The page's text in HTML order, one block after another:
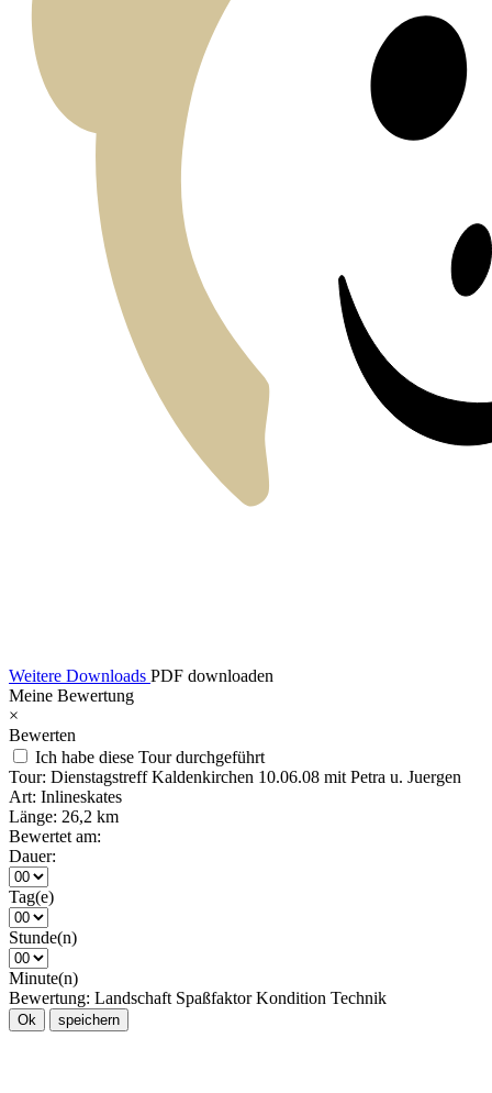
Weitere Downloads PDF downloaden
Meine Bewertung
×
Bewerten
Ich habe diese Tour durchgeführt
Tour: Dienstagstreff Kaldenkirchen 10.06.08 mit Petra u. Juergen
Art: Inlineskates
Länge: 26,2 km
Bewertet am:
Dauer:
Tag(e)
Stunde(n)
Minute(n)
Bewertung: Landschaft Spaßfaktor Kondition Technik
Ok speichern